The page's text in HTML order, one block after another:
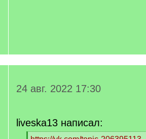
24 авг. 2022 17:30
liveska13 написал: